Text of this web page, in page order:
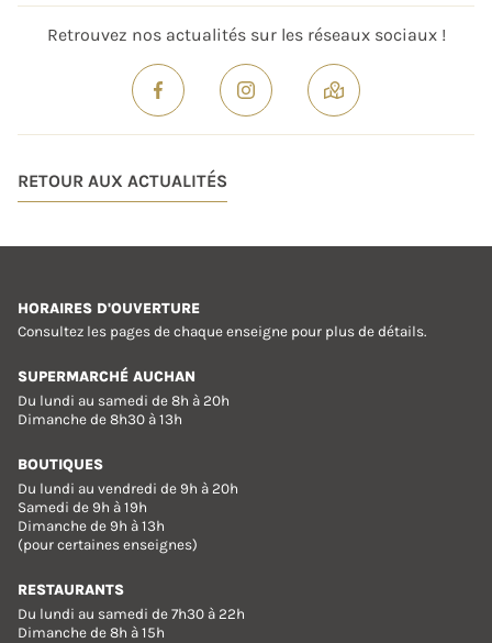
Retrouvez nos actualités sur les réseaux sociaux !
RETOUR AUX ACTUALITÉS
HORAIRES D'OUVERTURE
Consultez les pages de chaque enseigne pour plus de détails.
SUPERMARCHÉ AUCHAN
Du lundi au samedi de 8h à 20h
Dimanche de 8h30 à 13h
BOUTIQUES
Du lundi au vendredi de 9h à 20h
Samedi de 9h à 19h
Dimanche de 9h à 13h
(pour certaines enseignes)
RESTAURANTS
Du lundi au samedi de 7h30 à 22h
Dimanche de 8h à 15h